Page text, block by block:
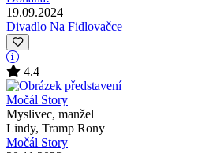
19.09.2024
Divadlo Na Fidlovačce
4.4
Myslivec, manžel
Lindy, Tramp Rony
Močál Story